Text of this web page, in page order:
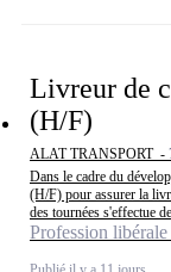
Livreur de
(H/F)
ALAT TRANSPORT -
Dans le cadre du
(H/F) pour assurer la
des tournées s'effectue
Profession